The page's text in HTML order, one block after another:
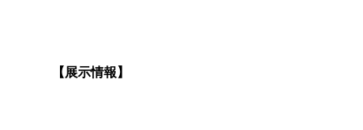
【展示情報】